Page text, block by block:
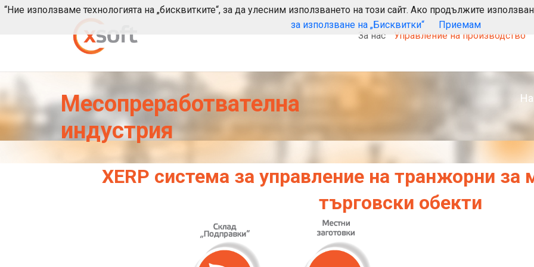
За нас Управление на производство
Месопреработвателна
индустрия
XERP система за управление на транжорни
търговски обекти
“Ние използваме технологията на „бисквитките“, за да улесним използването на този сайт. Ако продължите
за използване на „Бисквитки“
Приемам